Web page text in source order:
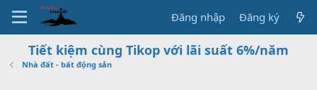
Đăng nhập Đăng ký
Tiết kiệm cùng Tikop với lãi suất 6%/năm
Nhà đất - bất động sản